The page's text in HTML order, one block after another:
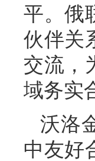
平。俄
伙伴关
交流，
域务实
沃洛
中友好